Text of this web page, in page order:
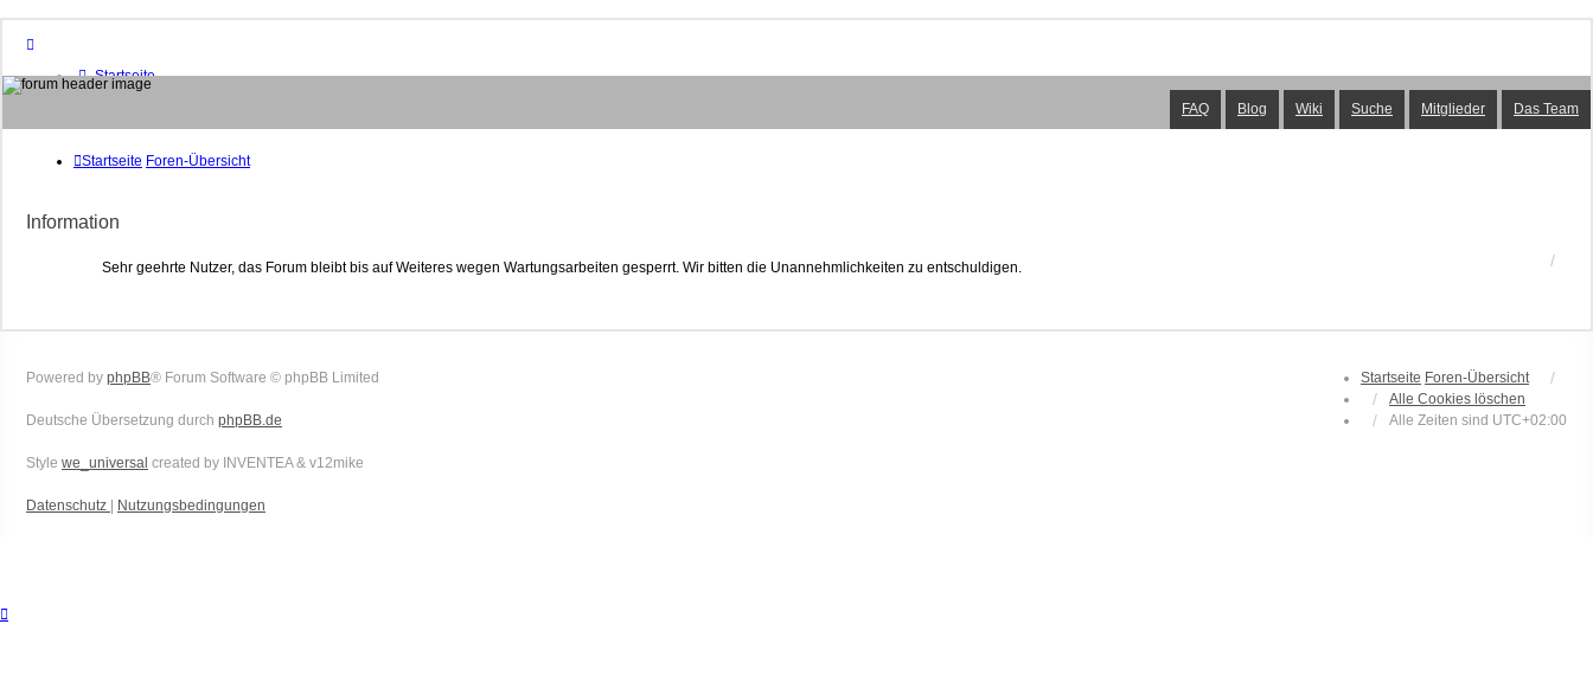
Startseite
Foren-Übersicht
Suche
Unbeantwortete Themen
Aktive Themen
Das Team
Anmelden
FAQ Blog Wiki Suche Mitglieder Das Team
Startseite Foren-Übersicht
Information
Sehr geehrte Nutzer, das Forum bleibt bis auf Weiteres wegen Wartungsarbeiten gesperrt. Wir bitten die Unannehmlichkeiten zu entschuldigen.
Startseite Foren-Übersicht
Alle Cookies löschen
Alle Zeiten sind UTC+02:00
Powered by phpBB® Forum Software © phpBB Limited
Deutsche Übersetzung durch phpBB.de
Style we_universal created by INVENTEA & v12mike
Datenschutz | Nutzungsbedingungen